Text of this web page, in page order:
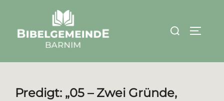
springen
Suchen
Predigt: „05 – Zwei Gründe,